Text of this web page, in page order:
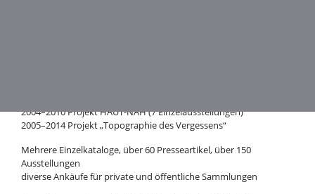
2004–2010 Projekt HAUT-NAH (7 Einzelausstellungen)
2005–2014 Projekt „Topographie des Vergessens“
Mehrere Einzelkataloge, über 60 Presseartikel, über 150
Ausstellungen
diverse Ankäufe für private und öffentliche Sammlungen